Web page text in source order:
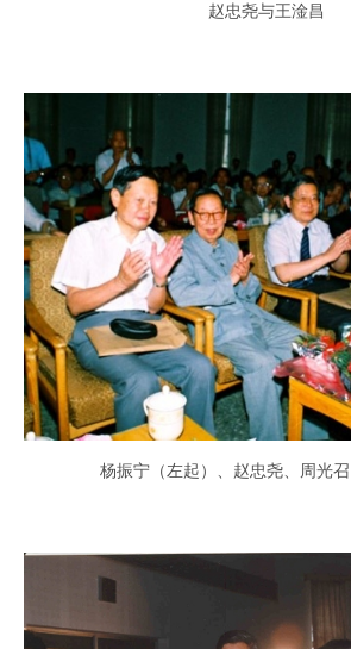
赵忠尧与王淦昌
杨振宁（左起）、赵忠尧、周光